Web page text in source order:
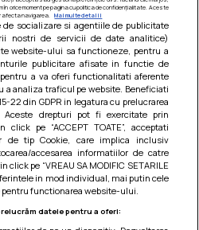
cu arpagic rosu
în orice moment pe pagina cu politica de confidențialitate. Aceste
afecta navigarea.
Mai multe detalii
socializare si agentiile de publicitate
nostri de servicii de date analitice)
website-ului sa functioneze, pentru a
publicitare afisate in functie de
a va oferi functionalitati aferente
a analiza traficul pe website. Beneficiati
22 din GDPR in legatura cu prelucrarea
Aceste drepturi pot fi exercitate prin
click pe “ACCEPT TOATE”, acceptati
de tip Cookie, care implica inclusiv
accesarea informatiilor de catre
pe “VREAU SA MODIFIC SETARILE
in mod individual, mai putin cele
functionarea website-ului.
datele pentru a oferi: